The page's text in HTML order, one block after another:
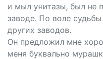
и мыл унитазы, был не
заводе. По воле
других заводов.
Он предложил мне
меня буквально